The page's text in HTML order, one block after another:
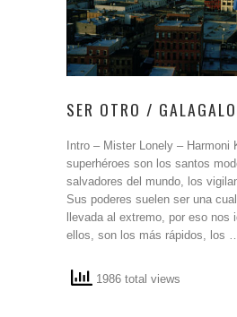
SER OTRO / GALAGALO
Intro – Mister Lonely – Harmoni
superhéroes son los santos
salvadores del mundo, los
Sus poderes suelen ser una
llevada al extremo, por eso nos
ellos, son los más rápidos, los …
1986 total views